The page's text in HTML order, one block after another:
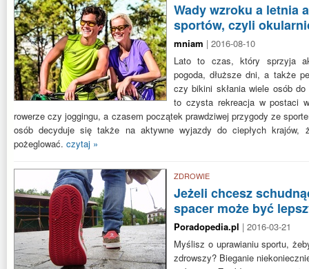
Wady wzroku a letnia
sportów, czyli
mniam | 2016-08-10
Lato to czas, który sprzyja
pogoda, dłuższe dni, a także
czy bikini skłania wiele osób
to czysta rekreacja w postaci
rowerze czy joggingu, a czasem początek prawdziwej przygody ze
osób decyduje się także na aktywne wyjazdy do ciepłych krajów,
pożeglować. czytaj »
ZDROWIE
Jeżeli chcesz
spacer może być
Poradopedia.pl | 2016-03-21
Myślisz o uprawianiu sportu,
zdrowszy? Bieganie